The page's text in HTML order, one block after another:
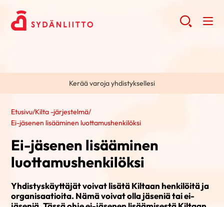
Kerää varoja yhdistyksellesi
Etusivu/Kilta -järjestelmä/
Ei-jäsenen lisääminen luottamushenkilöksi
Ei-jäsenen lisääminen
luottamushenkilöksi
Yhdistyskäyttäjät voivat lisätä Kiltaan henkilöitä ja
organisaatioita. Nämä voivat olla jäseniä tai ei-